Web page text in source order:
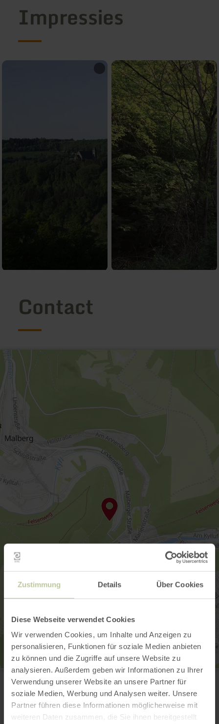
Zustimmung Details Über Cookies
Diese Webseite verwendet Cookies
Wir verwenden Cookies, um Inhalte und Anzeigen zu
personalisieren, Funktionen für soziale Medien anbieten
zu können und die Zugriffe auf unsere Website zu
analysieren. Außerdem geben wir Informationen zu Ihrer
Verwendung unserer Website an unsere Partner für
soziale Medien, Werbung und Analysen weiter. Unsere
Partner führen diese Informationen möglicherweise mit
weiteren Daten zusammen, die Sie ihnen bereitgestellt
Impressies
Contact
Mariensäule
54655 Kyllburg
Website
Aankomst plannen
Op kaart weergeven